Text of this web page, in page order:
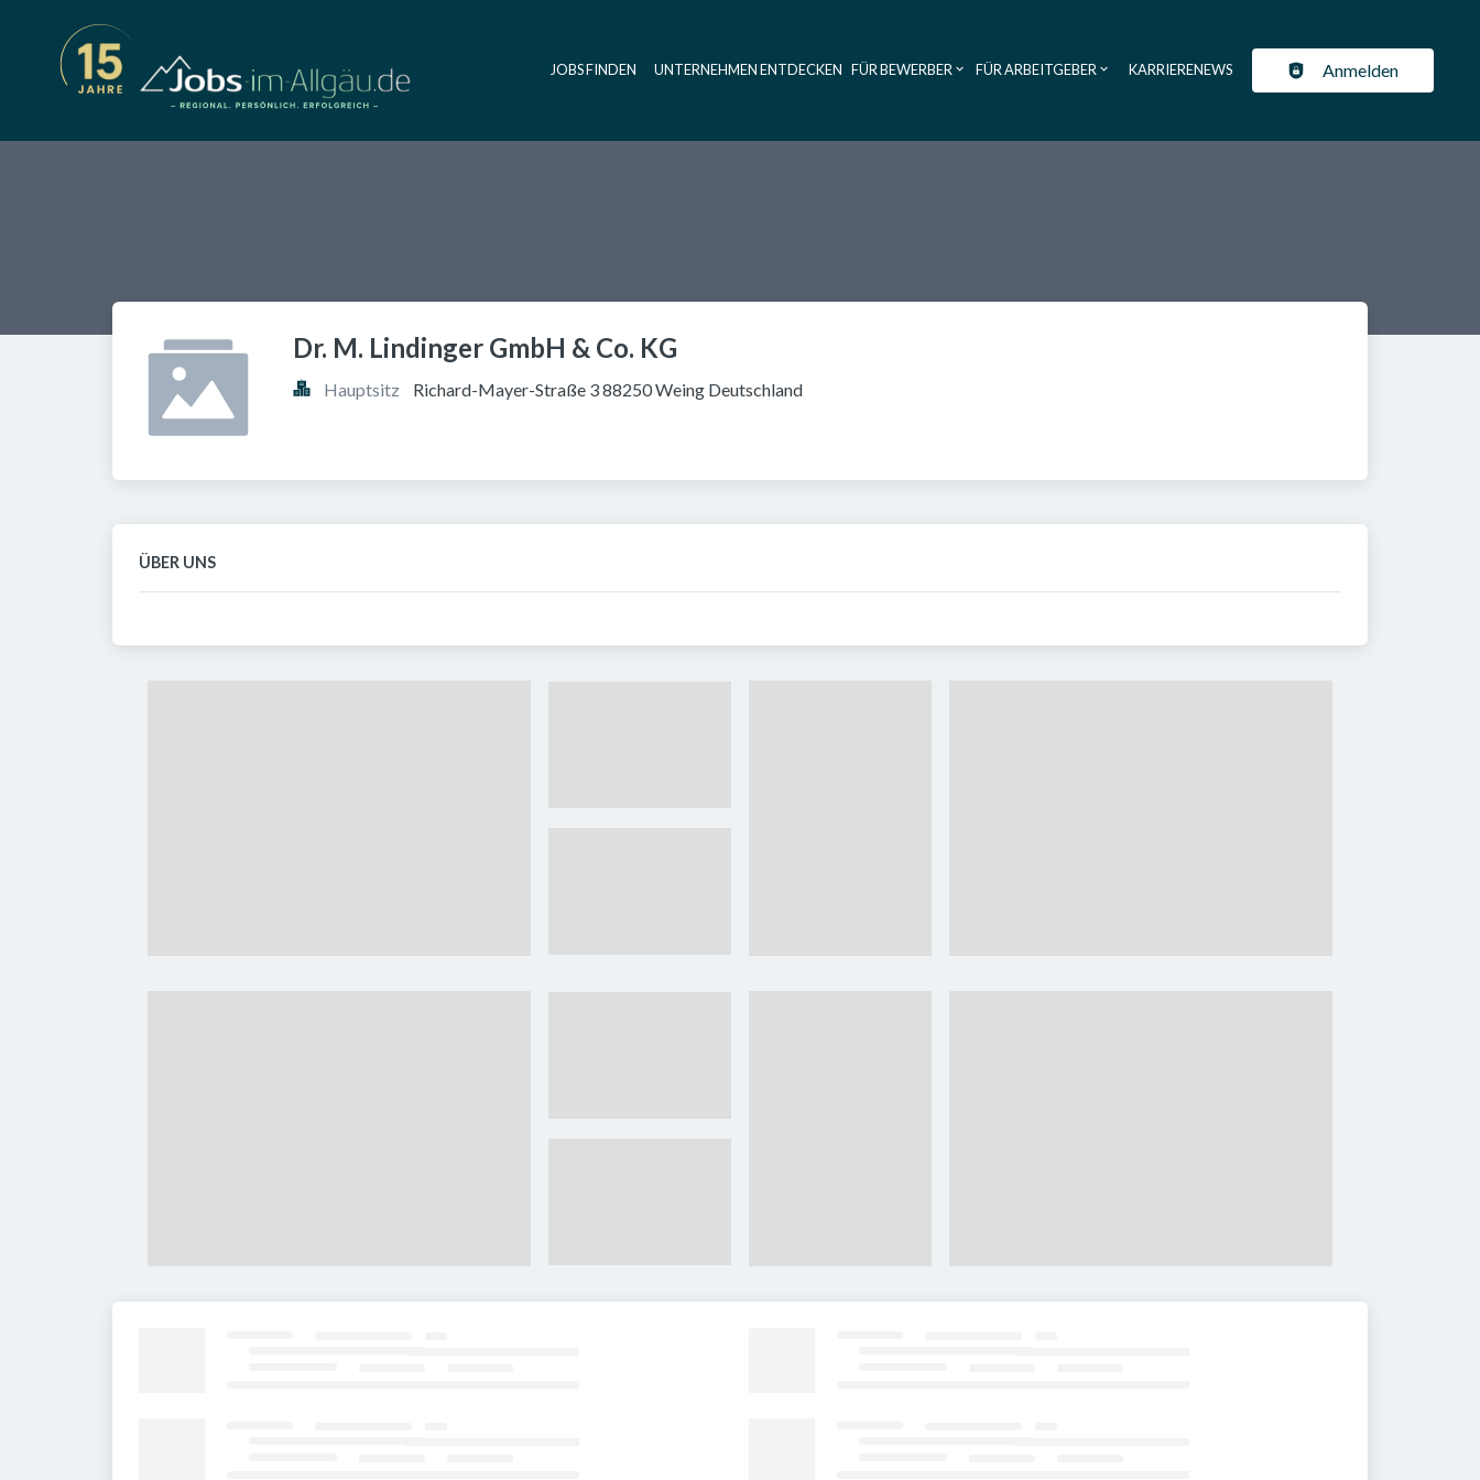
Haupt-Navigation
JOBS FINDEN UNTERNEHMEN ENTDECKEN FÜR BEWERBER FÜR ARBEITGEBER KARRIERENEWS Anmelden
Dr. M. Lindinger GmbH & Co. KG
Hauptsitz Richard-Mayer-Straße 3 88250 Weing Deutschland
ÜBER UNS